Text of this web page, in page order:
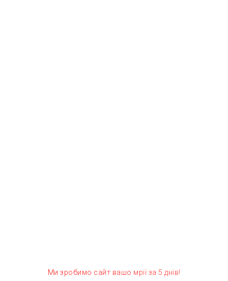
Ми зробимо сайт вашо мрії за 5 днів!